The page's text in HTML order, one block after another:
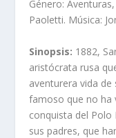
Género:
Paoletti. Música:
Sinopsis: 1882,
aristócrata rusa
aventurera vida
famoso que no ha
conquista del Polo
sus padres, que